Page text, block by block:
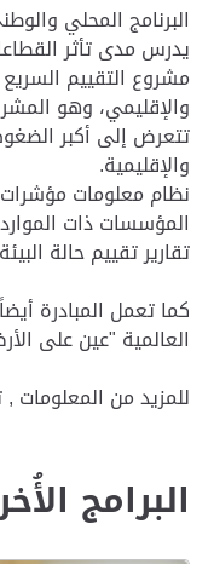
البرنامج المحلي
يدرس مدى تأثر
مشروع التقييم
والإقليمي، وهو
تتعرض إلى أكبر
والإقليمية.
المؤسسات ذات
تقارير تقييم حالة
كما تعمل المبادرة
العالمية "عين على
للمزيد من المعلومات ,
البرامج